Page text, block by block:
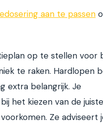
aan te passen
op te stellen voor
te raken. Hardlopen
extra belangrijk. Je
het kiezen van de
Ze adviseert